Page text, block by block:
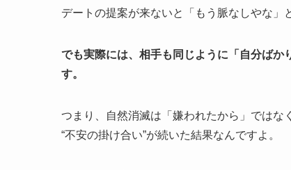
デートの提案が来ないと「もう脈なしやな」
でも実際には、相手も同じように「自分ば
す。
つまり、自然消滅は「嫌われたから」ではな
“不安の掛け合い”が続いた結果なんですよ。